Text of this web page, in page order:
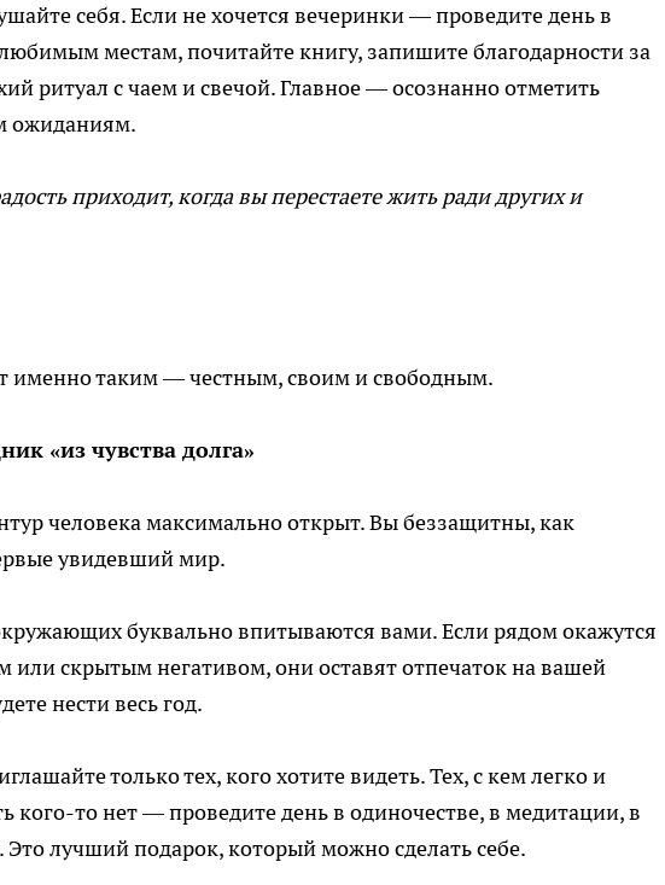
себя. Если не хочется вечеринки — проведите день в
местам, почитайте книгу, запишите благодарности за
ритуал с чаем и свечой. Главное — осознанно отметить
ожиданиям.
приходит, когда вы перестаете жить ради других и
именно таким — честным, своим и свободным.
«из чувства долга»
человека максимально открыт. Вы беззащитны, как
увидевший мир.
буквально впитываются вами. Если рядом окажутся
или скрытым негативом, они оставят отпечаток на вашей
нести весь год.
только тех, кого хотите видеть. Тех, с кем легко и
кого-то нет — проведите день в одиночестве, в медитации, в
лучший подарок, который можно сделать себе.